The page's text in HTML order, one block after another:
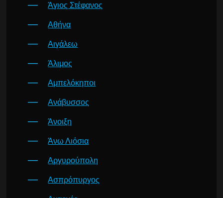
Άγιος Στέφανος
Αθήνα
Αιγάλεω
Άλιμος
Αμπελόκηποι
Ανάβυσσος
Άνοιξη
Άνω Λιόσια
Αργυρούπολη
Ασπρόπυργος